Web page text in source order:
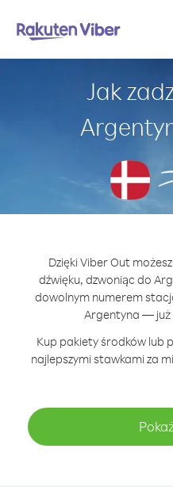
Jak
Dzięki Viber Out
dźwięku, dzwoniąc do
dowolnym numerem
Argentyna — już
Kup pakiety środków lub
najlepszymi stawkami za